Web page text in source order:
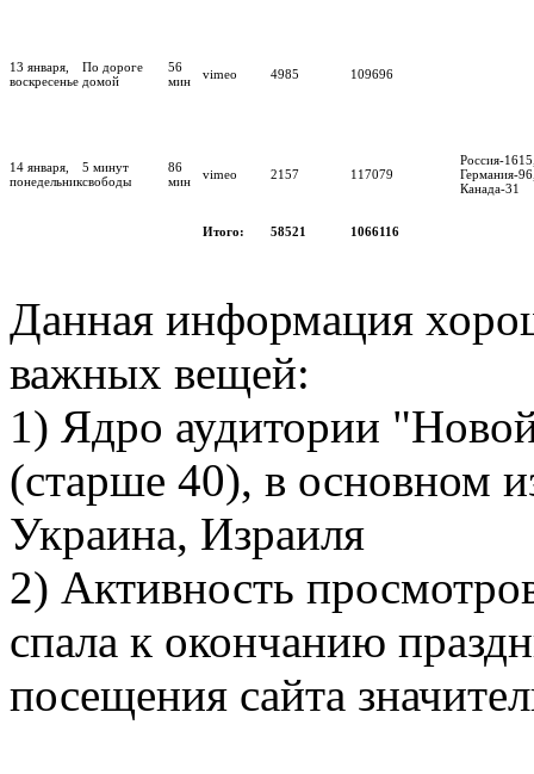
13 января,
воскресенье
По дороге
домой
56
мин
vimeo 4985 109696
14 января,
понедельник
5 минут
свободы
86
мин
vimeo 2157 117079
Россия-
Германия-
Канада-31
Итого: 58521 1066116
Данная информация
важных вещей:
1) Ядро аудитории
(старше 40), в основном
Украина, Израиля
2) Активность
спала к окончанию
посещения сайта